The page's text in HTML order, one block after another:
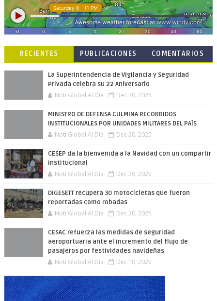
RECIENTES
PUBLICACIONES
COMENTARIOS
La Superintendencia de Vigilancia y Seguridad
Privada celebra su 22 Aniversario
Noti Global Al Día Dec 20, 2025
MINISTRO DE DEFENSA CULMINA RECORRIDOS
INSTITUCIONALES POR UNIDADES MILITARES DEL PAÍS
Noti Global Al Día Dec 20, 2025
CESEP da la bienvenida a la Navidad con un compartir
institucional
Noti Global Al Día Dec 20, 2025
DIGESETT recupera 30 motocicletas que fueron
reportadas como robadas
Noti Global Al Día Dec 20, 2025
CESAC refuerza las medidas de seguridad
aeroportuaria ante el incremento del flujo de
pasajeros por festividades navideñas
Noti Global Al Día Dec 10, 2025